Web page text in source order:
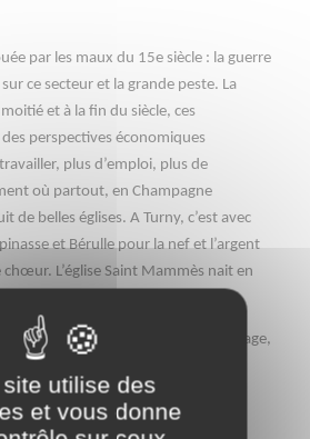
par les maux du 15e siècle : la guerre
ce secteur et la grande peste. La
et à la fin du siècle, ces
perspectives économiques
plus d’emploi, plus de
où partout, en Champagne
de belles églises. A Turny, c’est avec
et Bérulle pour la nef et l’argent
L’église Saint Mammès nait en
1518.
les guerres de religion ruinent le village,
seigneurs s’installent sur les
appartenant à l’importante
Charles de Barbezières qui
site utilise des
et vous donne